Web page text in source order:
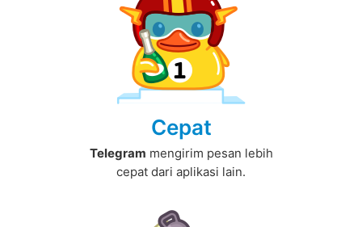
Cepat
Telegram mengirim pesan lebih
cepat dari aplikasi lain.